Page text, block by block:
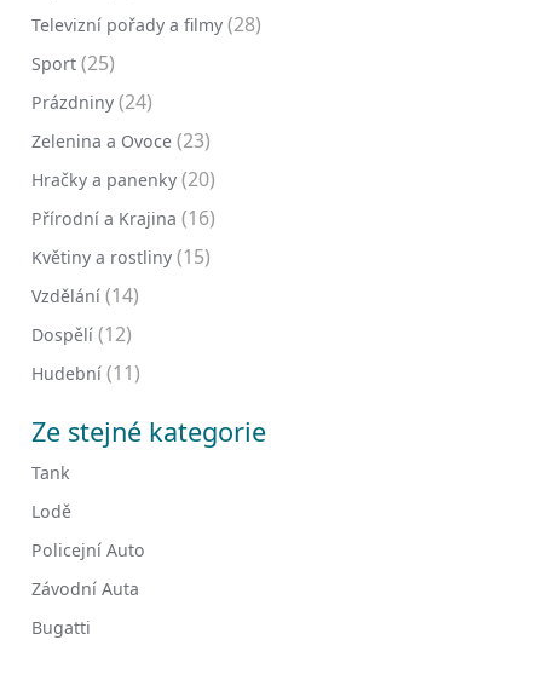
Televizní pořady a filmy (28)
Sport (25)
Prázdniny (24)
Zelenina a Ovoce (23)
Hračky a panenky (20)
Přírodní a Krajina (16)
Květiny a rostliny (15)
Vzdělání (14)
Dospělí (12)
Hudební (11)
Ze stejné kategorie
Tank
Lodě
Policejní Auto
Závodní Auta
Bugatti